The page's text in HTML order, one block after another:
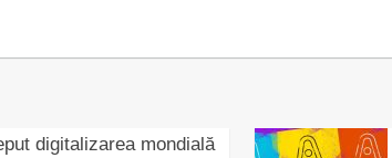
digitalizarea mondială